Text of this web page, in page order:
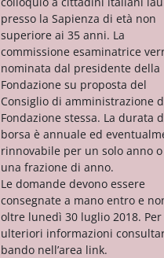
presso la Sapienza di età non
superiore ai 35 anni. La
commissione esaminatrice
nominata dal presidente della
Fondazione su proposta del
Consiglio di amministrazione
Fondazione stessa. La durata
borsa è annuale ed
rinnovabile per un solo anno
una frazione di anno.
Le domande devono essere
consegnate a mano entro e
oltre lunedì 30 luglio 2018. Per
ulteriori informazioni
bando nell’area link.